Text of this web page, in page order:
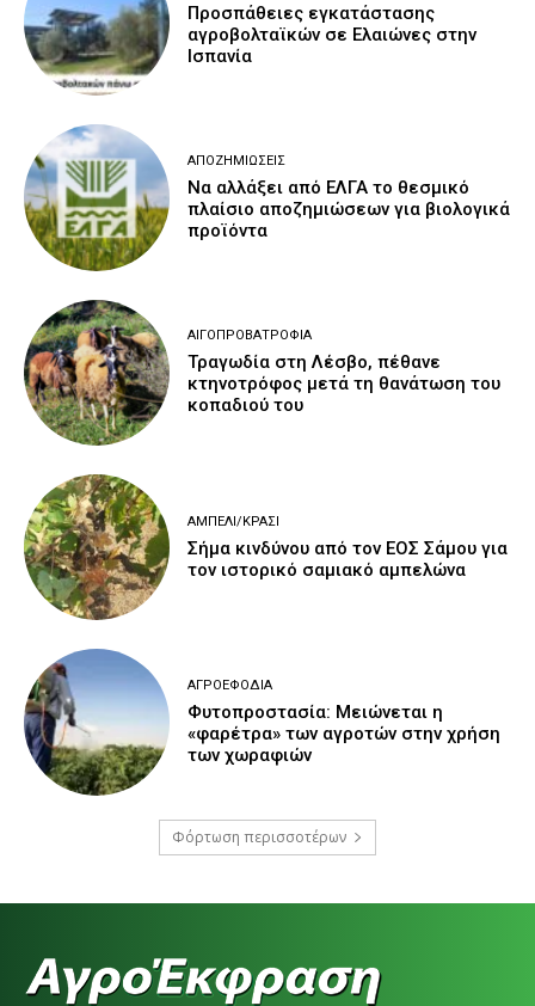
Προσπάθειες εγκατάστασης
αγροβολταϊκών σε Ελαιώνες στην
Ισπανία
ΑΠΟΖΗΜΙΏΣΕΙΣ
Να αλλάξει από ΕΛΓΑ το θεσμικό
πλαίσιο αποζημιώσεων για βιολογικά
προϊόντα
ΑΙΓΟΠΡΟΒΑΤΡΟΦΊΑ
Τραγωδία στη Λέσβο, πέθανε
κτηνοτρόφος μετά τη θανάτωση του
κοπαδιού του
ΑΜΠΈΛΙ/ΚΡΑΣΊ
Σήμα κινδύνου από τον ΕΟΣ Σάμου για
τον ιστορικό σαμιακό αμπελώνα
ΑΓΡΟΕΦΌΔΙΑ
Φυτοπροστασία: Μειώνεται η
«φαρέτρα» των αγροτών στην χρήση
των χωραφιών
Φόρτωση περισσοτέρων